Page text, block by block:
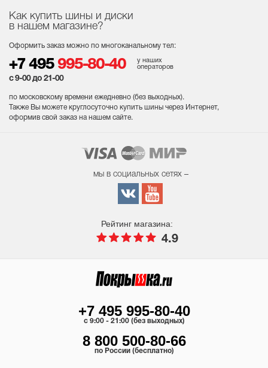
Как купить шины и диски
в нашем магазине?
Оформить заказ можно по многоканальному тел:
+7 495 995-80-40
у наших
операторов
с 9-00 до 21-00
по московскому времени ежедневно (без выходных).
Также Вы можете круглосуточно купить шины через Интернет,
оформив свой заказ на нашем сайте.
мы в социальных сетях –
Рейтинг магазина:
4.9
+7 495 995-80-40
c 9:00 - 21:00 (без выходных)
8 800 500-80-66
по России (бесплатно)